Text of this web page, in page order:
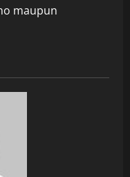
maupun